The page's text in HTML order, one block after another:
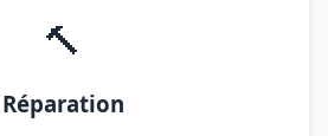
🔨
Réparation